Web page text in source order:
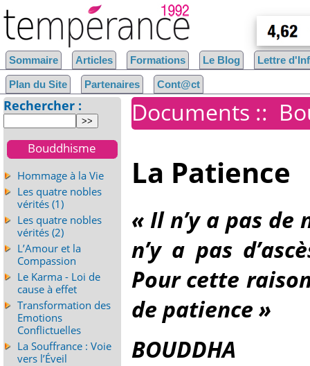
Documents ::
La Patience
« Il n’y a pas
n’y a pas
Pour cette
de patience »
BOUDDHA
Sommaire Articles Formations Le Blog Lettre
Plan du Site Partenaires Cont@ct
Rechercher :
Bouddhisme
Hommage à la Vie
Les quatre nobles
vérités (1)
Les quatre nobles
vérités (2)
L’Amour et la
Compassion
Le Karma - Loi de
cause à effet
Transformation des
Emotions
Conflictuelles
La Souffrance : Voie
vers l’Éveil